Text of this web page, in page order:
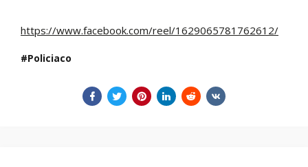
https://www.facebook.com/reel/1629065781762612/
Policiaco